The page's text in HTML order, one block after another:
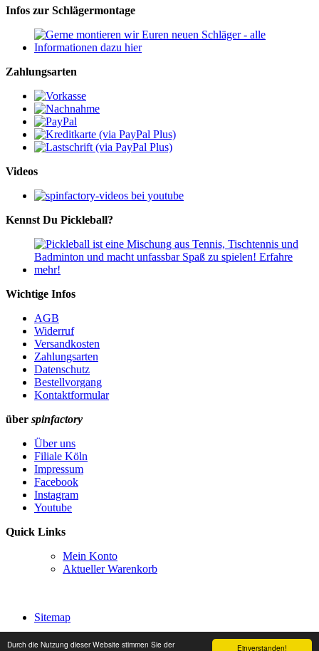
Einverstanden!
Durch die Nutzung dieser Website stimmen Sie der
Infos zur Schlägermontage
Zahlungsarten
Videos
Kennst Du Pickleball?
Wichtige Infos
AGB
Widerruf
Versandkosten
Zahlungsarten
Datenschutz
Bestellvorgang
Kontaktformular
über spinfactory
Über uns
Filiale Köln
Impressum
Facebook
Instagram
Youtube
Quick Links
Mein Konto
Aktueller Warenkorb
Sitemap
Bestellung widerrufen